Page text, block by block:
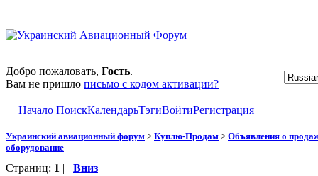
Добро пожаловать, Гость.
Вам не пришло письмо с кодом активации?
Начало ПоискКалендарьТэгиВойтиРегистрация
Украинский авиационный форум > Куплю-Продам > Объявления о
оборудование
Страниц: 1 | Вниз